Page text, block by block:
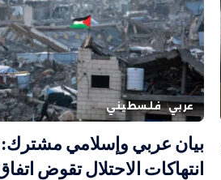
عربي فلسطيني
بيان عربي وإسلامي مشترك:
انتهاكات الاحتلال تقوض